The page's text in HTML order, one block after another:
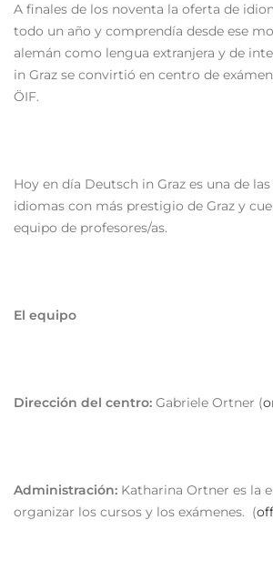
A finales de los noventa la oferta de
todo un año y comprendía desde ese
alemán como lengua extranjera y de
in Graz se convirtió en centro de
ÖIF.
Hoy en día Deutsch in Graz es una de
idiomas con más prestigio de Graz y
equipo de profesores/as.
El equipo
Dirección del centro: Gabriele Ortner (
Administración: Katharina Ortner es la
organizar los cursos y los exámenes. (